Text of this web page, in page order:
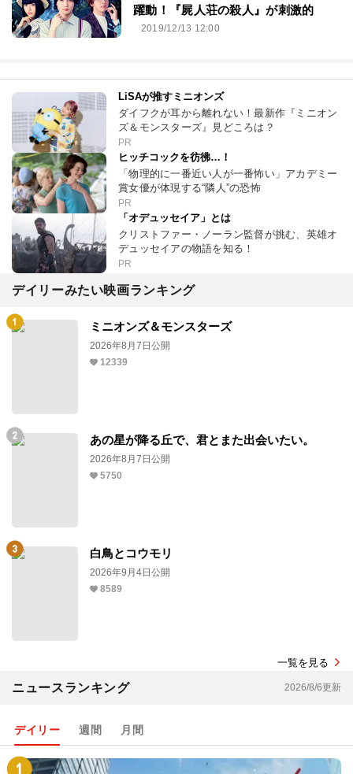
躍動！『屍人荘の殺人』が刺激的
2019/12/13 12:00
LiSAが推すミニオンズ
ダイフクが耳から離れない！最新作『ミニオン
ズ＆モンスターズ』見どころは？
PR
ヒッチコックを彷彿…！
「物理的に一番近い人が一番怖い」アカデミー
賞女優が体現する“隣人”の恐怖
PR
「オデュッセイア」とは
クリストファー・ノーラン監督が挑む、英雄オ
デュッセイアの物語を知る！
PR
デイリーみたい映画ランキング
ミニオンズ＆モンスターズ
2026年8月7日公開
12339
あの星が降る丘で、君とまた出会いたい。
2026年8月7日公開
5750
白鳥とコウモリ
2026年9月4日公開
8589
一覧を見る
ニュースランキング 2026/8/6更新
デイリー 週間 月間